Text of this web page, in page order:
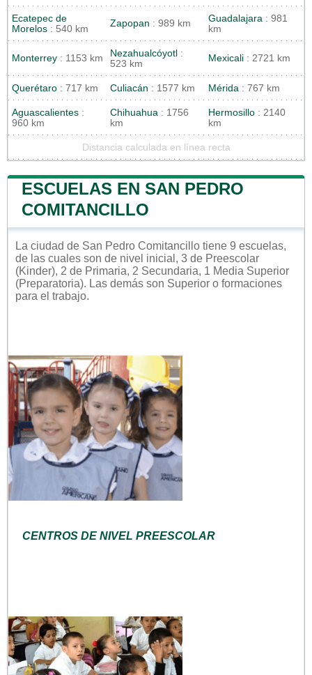
Ecatepec de
Morelos : 540 km
Zapopan : 989 km Guadalajara : 981
km
Monterrey : 1153 km Nezahualcóyotl :
523 km
Mexicali : 2721 km
Querétaro : 717 km Culiacán : 1577 km Mérida : 767 km
Aguascalientes :
960 km
Chihuahua : 1756
km
Hermosillo : 2140
km
Distancia calculada en línea recta
ESCUELAS EN SAN PEDRO
COMITANCILLO
La ciudad de San Pedro Comitancillo tiene 9 escuelas,
de las cuales son de nivel inicial, 3 de Preescolar
(Kinder), 2 de Primaria, 2 Secundaria, 1 Media Superior
(Preparatoria). Las demás son Superior o formaciones
para el trabajo.
CENTROS DE NIVEL PREESCOLAR